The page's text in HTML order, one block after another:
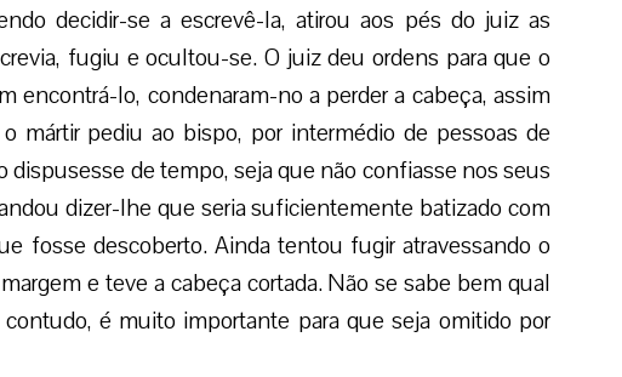
decidir-se a escrevê-la, atirou aos pés do juiz as
fugiu e ocultou-se. O juiz deu ordens para que o
encontrá-lo, condenaram-no a perder a cabeça, assim
mártir pediu ao bispo, por intermédio de pessoas de
de tempo, seja que não confiasse nos seus
dizer-lhe que seria suficientemente batizado com
fosse descoberto. Ainda tentou fugir atravessando o
e teve a cabeça cortada. Não se sabe bem qual
é muito importante para que seja omitido por